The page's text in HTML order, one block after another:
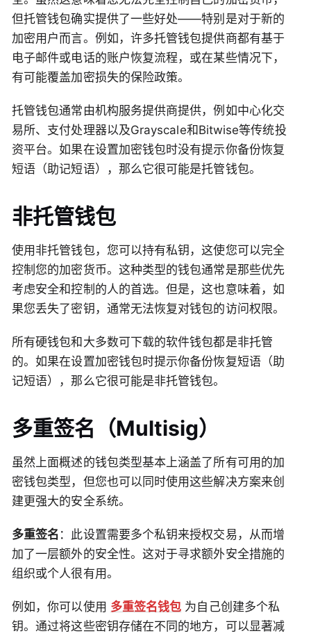
但托管钱包确实提供了一些好处——特别是对于新的
加密用户而言。例如，许多托管钱包提供商都有基于
电子邮件或电话的账户恢复流程，或在某些情况下，
有可能覆盖加密损失的保险政策。
托管钱包通常由机构服务提供商提供，例如中心化交
易所、支付处理器以及Grayscale和Bitwise等传统投
资平台。如果在设置加密钱包时没有提示你备份恢复
短语（助记短语），那么它很可能是托管钱包。
非托管钱包
使用非托管钱包，您可以持有私钥，这使您可以完全
控制您的加密货币。这种类型的钱包通常是那些优先
考虑安全和控制的人的首选。但是，这也意味着，如
果您丢失了密钥，通常无法恢复对钱包的访问权限。
所有硬钱包和大多数可下载的软件钱包都是非托管
的。如果在设置加密钱包时提示你备份恢复短语（助
记短语），那么它很可能是非托管钱包。
多重签名（Multisig）
虽然上面概述的钱包类型基本上涵盖了所有可用的加
密钱包类型，但您也可以同时使用这些解决方案来创
建更强大的安全系统。
多重签名 ：此设置需要多个私钥来授权交易，从而增
加了一层额外的安全性。这对于寻求额外安全措施的
组织或个人很有用。
例如，你可以使用 多重签名钱包 为自己创建多个私
钥。通过将这些密钥存储在不同的地方，可以显著减